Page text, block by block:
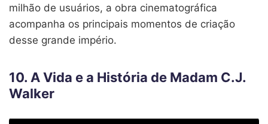
milhão de usuários, a obra cinematográfica
acompanha os principais momentos de criação
desse grande império.
10. A Vida e a História de Madam C.J.
Walker